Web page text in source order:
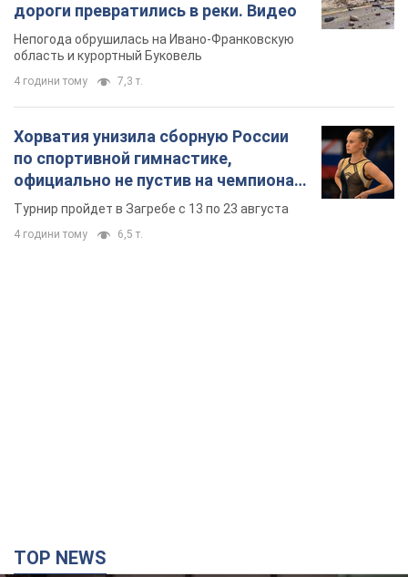
дороги превратились в реки. Видео
Непогода обрушилась на Ивано-Франковскую
область и курортный Буковель
4 години тому 7,3 т.
Хорватия унизила сборную России
по спортивной гимнастике,
официально не пустив на чемпионат
Европы основных спортсменов
Турнир пройдет в Загребе с 13 по 23 августа
4 години тому 6,5 т.
TOP NEWS